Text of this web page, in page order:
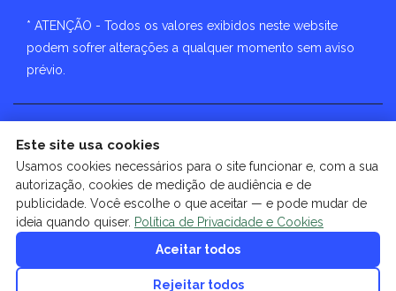
* ATENÇÃO - Todos os valores exibidos neste website
podem sofrer alterações a qualquer momento sem aviso
prévio.
🔒| Copyright © 2026 - Website gerado por
Sistema de Gestão Imobiliária |Política de Privacidade e Cookies
|Preferências de cookies |Meus dados
Este site usa cookies
Usamos cookies necessários para o site funcionar e, com a sua
autorização, cookies de medição de audiência e de
publicidade. Você escolhe o que aceitar — e pode mudar de
ideia quando quiser. Política de Privacidade e Cookies
Aceitar todos
Rejeitar todos